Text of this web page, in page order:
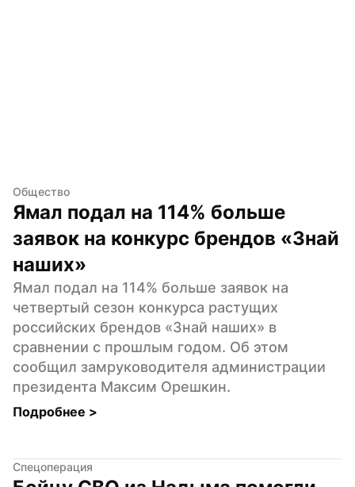
Общество
Ямал подал на 114% больше
заявок на конкурс брендов «Знай
наших»
Ямал подал на 114% больше заявок на
четвертый сезон конкурса растущих
российских брендов «Знай наших» в
сравнении с прошлым годом. Об этом
сообщил замруководителя администрации
президента Максим Орешкин.
Подробнее >
Спецоперация